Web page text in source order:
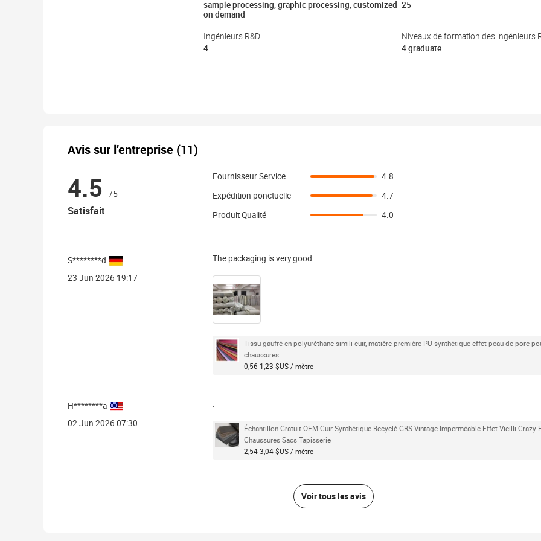
sample processing, graphic processing, customized
on demand
25
Ingénieurs R&D
4
Niveaux de formation des ingénieurs
4 graduate
Avis sur l’entreprise (11)
4.5 /5
Satisfait
Fournisseur Service
4.8
Expédition ponctuelle
4.7
Produit Qualité
4.0
S********d
23 Jun 2026 19:17
The packaging is very good.
Tissu gaufré en polyuréthane simili cuir, matière première PU synthétique effet peau de porc
chaussures
0,56-1,23 $US / mètre
H********a
02 Jun 2026 07:30
Échantillon Gratuit OEM Cuir Synthétique Recyclé GRS Vintage Imperméable Effet Vieilli Crazy
Chaussures Sacs Tapisserie
2,54-3,04 $US / mètre
Voir tous les avis